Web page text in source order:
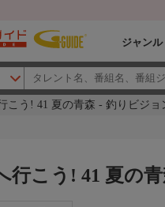
ジャンル
こう! 41 夏の青森 - 釣りビジョ
行こう! 41 夏の